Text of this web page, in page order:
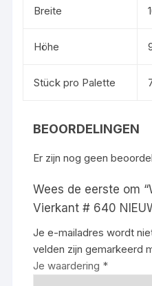
Breite
Höhe
Stück pro Palette
BEOORDELINGEN
Er zijn nog geen
Wees de eerste om
Vierkant # 640
Je e-mailadres wordt
velden zijn gemarkeerd
Je waardering *